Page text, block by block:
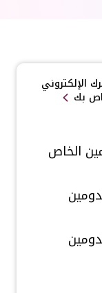
الإلكتروني
بك
الخاص